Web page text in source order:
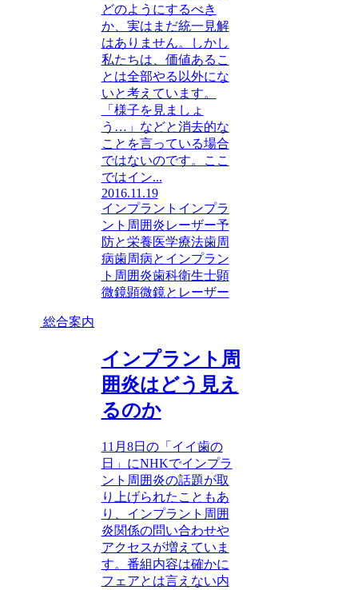
どのようにするべき
か、実はまだ統一見解
はありません。しかし
私たちは、価値あるこ
とは全部やる以外にな
いと考えています。
「様子を見ましょ
う…」などと消去的な
ことを言っている場合
ではないのです。ここ
ではイン...
2016.11.19
インプラント インプラ
ント周囲炎レーザー予
防と栄養医学療法歯周
病歯周病とインプラン
ト周囲炎歯科衛生士顕
微鏡顕微鏡とレーザー
総合案内
インプラント周
囲炎はどう見え
るのか
11月8日の「イイ歯の
日」にNHKでインプラ
ント周囲炎の話題が取
り上げられたこともあ
り、インプラント周囲
炎関係の問い合わせや
アクセスが増えていま
す。番組内容は確かに
フェアとは言えない内